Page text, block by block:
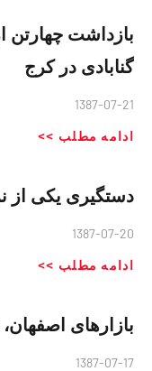
بازداشت
گنابادی در کرج
1387-07-21
ادامه مطلب >>
دستگیری یکی از
1387-07-20
ادامه مطلب >>
بازارهای
1387-07-17